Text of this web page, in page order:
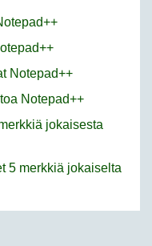
Notepad++
Notepad++
jokaisesta
5 merkkiä jokaiselta